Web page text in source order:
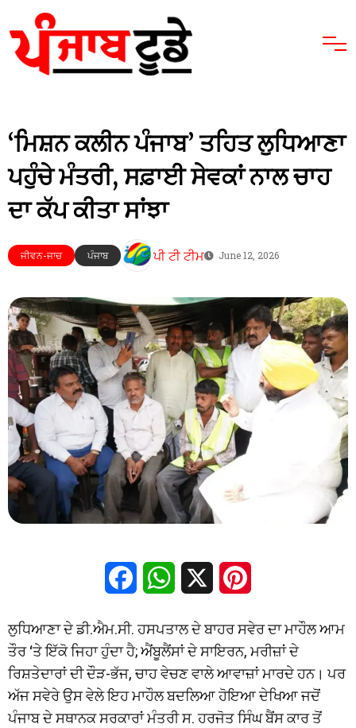
‘ਮਿਸ਼ਨ ਕਲੀਨ ਪੰਜਾਬ’ ਤਹਿਤ ਲੁਧਿਆਣਾ
ਪਹੁੰਚੇ ਮੰਤਰੀ, ਸਫ਼ਾਈ ਸੇਵਕਾਂ ਨਾਲ ਚਾਹ
ਦਾ ਕੱਪ ਕੀਤਾ ਸਾਂਝਾ
ਜੀਵਨ-ਜਾਚ ਪੰਜਾਬ ਪੀ ਟੀ ਟੀਮ June 12, 2026
FacebookWhatsApp
ਲੁਧਿਆਣਾ ਦੇ ਡੀ.ਐਮ.ਸੀ. ਹਸਪਤਾਲ ਦੇ ਬਾਹਰ ਸਵੇਰ ਦਾ ਮਾਹੌਲ ਆਮ
ਤੌਰ ‘ਤੇ ਇੱਕੋ ਜਿਹਾ ਹੁੰਦਾ ਹੈ; ਐਂਬੂਲੈਂਸਾਂ ਦੇ ਸਾਇਰਨ, ਮਰੀਜ਼ਾਂ ਦੇ
ਰਿਸ਼ਤੇਦਾਰਾਂ ਦੀ ਦੌੜ-ਭੱਜ, ਚਾਹ ਵੇਚਣ ਵਾਲੇ ਆਵਾਜ਼ਾਂ ਮਾਰਦੇ ਹਨ। ਪਰ
ਅੱਜ ਸਵੇਰੇ ਉਸ ਵੇਲੇ ਇਹ ਮਾਹੌਲ ਬਦਲਿਆ ਹੋਇਆ ਦੇਖਿਆ ਜਦੋਂ
ਪੰਜਾਬ ਦੇ ਸਥਾਨਕ ਸਰਕਾਰਾਂ ਮੰਤਰੀ ਸ. ਹਰਜੋਤ ਸਿੰਘ ਬੈਂਸ ਕਾਰ ਤੋਂ